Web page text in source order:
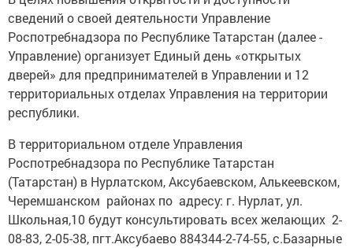
сведений о своей деятельности Управление
Роспотребнадзора по Республике Татарстан (далее -
Управление) организует Единый день «открытых
дверей» для предпринимателей в Управлении и 12
территориальных отделах Управления на территории
республики.
В территориальном отделе Управления
Роспотребнадзора по Республике Татарстан
(Татарстан) в Нурлатском, Аксубаевском, Алькеевском,
Черемшанском районах по адресу: г. Нурлат, ул.
Школьная,10 будут консультировать всех желающих 2-
08-83, 2-05-38, пгт.Аксубаево 884344-2-74-55, с.Базарные